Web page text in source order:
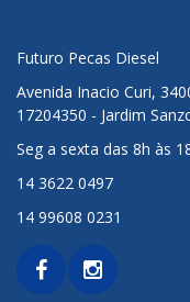
Futuro Pecas Diesel
Avenida Inacio Curi,
17204350 - Jardim
Seg a sexta das 8h às
14 3622 0497
14 99608 0231